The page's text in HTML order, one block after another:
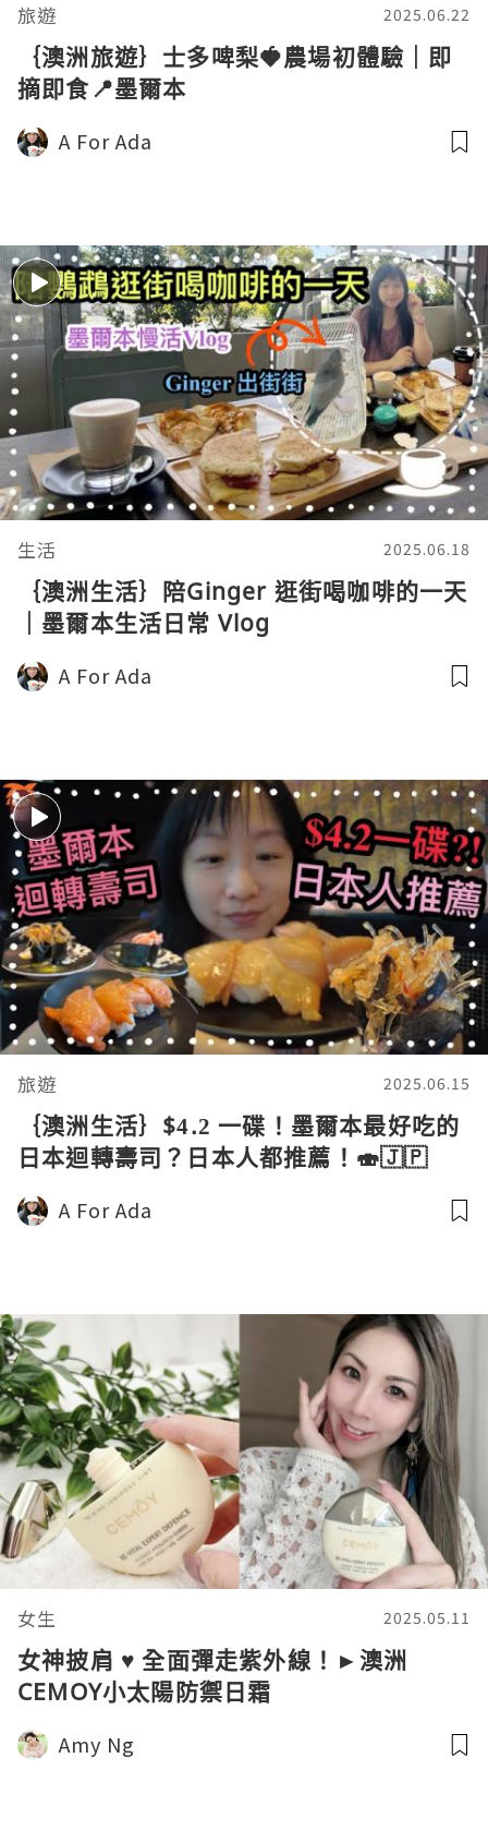
旅遊 2025.06.22
｛澳洲旅遊｝士多啤梨🍓農場初體驗｜即
摘即食📍墨爾本
A For Ada
生活 2025.06.18
｛澳洲生活｝陪Ginger 逛街喝咖啡的一天
｜墨爾本生活日常 Vlog
A For Ada
旅遊 2025.06.15
｛澳洲生活｝$4.2 一碟！墨爾本最好吃的
日本迴轉壽司？日本人都推薦！🍣🇯🇵
A For Ada
女生 2025.05.11
女神披肩 ♥ 全面彈走紫外線！►澳洲
CEMOY小太陽防禦日霜
Amy Ng